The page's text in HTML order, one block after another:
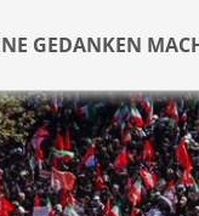
GEDANKEN